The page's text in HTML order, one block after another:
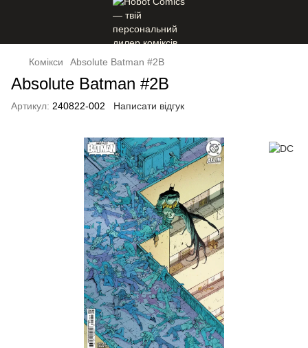
Комікси Absolute Batman #2B
Absolute Batman #2B
Артикул: 240822-002 Написати відгук